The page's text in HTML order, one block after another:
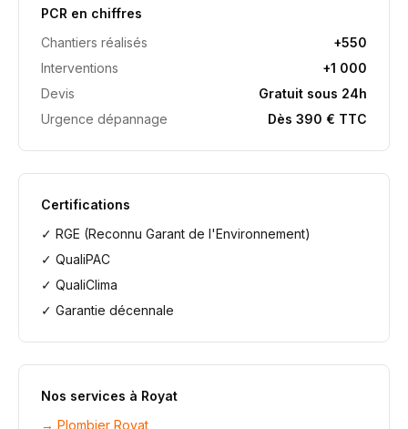
PCR en chiffres
Chantiers réalisés
+550
Interventions
+1 000
Devis
Gratuit sous 24h
Urgence dépannage
Dès 390 € TTC
Certifications
✓ RGE (Reconnu Garant de l'Environnement)
✓ QualiPAC
✓ QualiClima
✓ Garantie décennale
Nos services à Royat
→ Plombier Royat